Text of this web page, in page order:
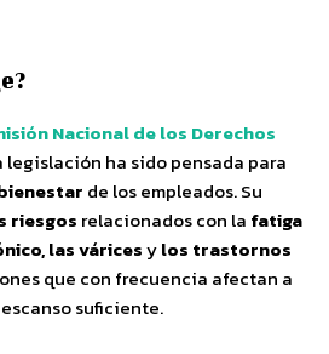
Nacional de los Derechos
legislación ha sido pensada para
de los empleados. Su
riesgos relacionados con la fatiga
las váricesylos trastornos
que con frecuencia afectan a
suficiente.